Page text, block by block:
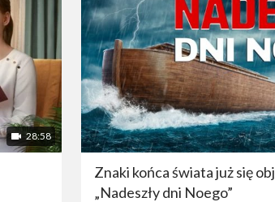
28:58
Znaki końca świata już się
„Nadeszły dni Noego”